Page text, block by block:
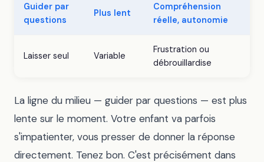
Guider par
questions
Plus lent
Compréhension
réelle, autonomie
Laisser seul Variable
Frustration ou
débrouillardise
La ligne du milieu — guider par questions — est plus
lente sur le moment. Votre enfant va parfois
s'impatienter, vous presser de donner la réponse
directement. Tenez bon. C'est précisément dans